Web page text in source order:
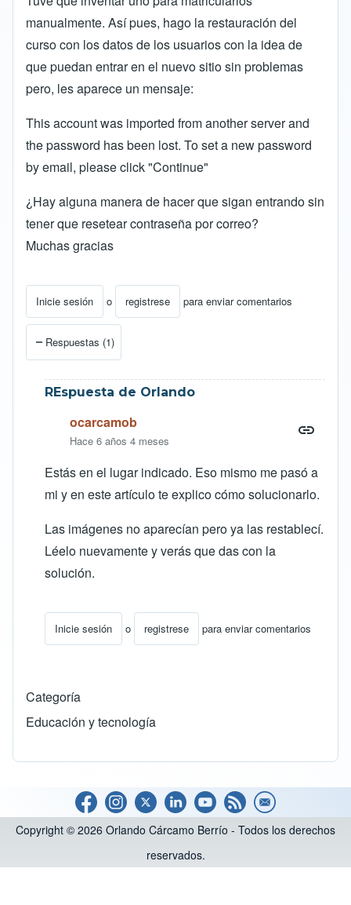
manualmente. Así pues, hago la restauración del
curso con los datos de los usuarios con la idea de
que puedan entrar en el nuevo sitio sin problemas
pero, les aparece un mensaje:
This account was imported from another server and
the password has been lost. To set a new password
by email, please click "Continue"
¿Hay alguna manera de hacer que sigan entrando sin
tener que resetear contraseña por correo?
Muchas gracias
Inicie sesión o registrese para enviar comentarios
Respuestas (1)
REspuesta de Orlando
ocarcamob
Hace 6 años 4 meses
Estás en el lugar indicado. Eso mismo me pasó a
mi y en este artículo te explico cómo solucionarlo.
Las imágenes no aparecían pero ya las restablecí.
Léelo nuevamente y verás que das con la
solución.
Inicie sesión o registrese para enviar comentarios
En respuesta a Una duda que me trae locopor
Categoría
Educación y tecnología
Copyright © 2026 Orlando Cárcamo Berrío - Todos los derechos
reservados.